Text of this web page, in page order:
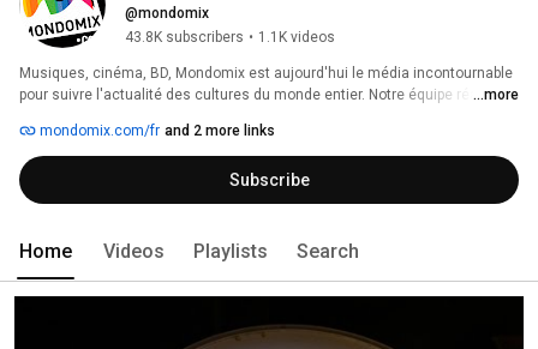
@mondomix
43.8K subscribers • 1.1K videos
Musiques, cinéma, BD, Mondomix est aujourd'hui le média incontournable
pour suivre l'actualité des cultures du monde entier. Notre équipe réalise
artistes d'avenir et vous faire vibrer aux sons d'hier et d'aujourd'hui.
...more
mondomix.com/fr and 2 more links
Subscribe
Home Videos Playlists Search